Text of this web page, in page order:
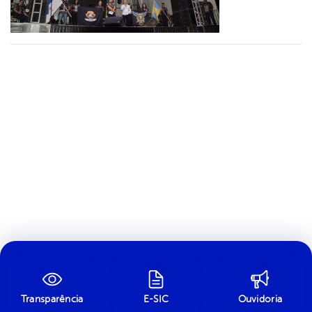
Transparência E-SIC Ouvidoria